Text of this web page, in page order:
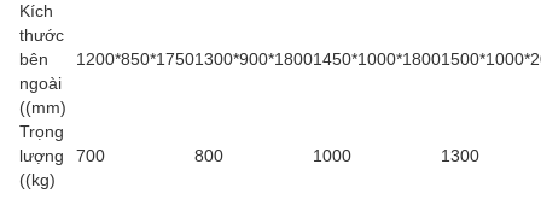
Kích
thước
bên
ngoài
((mm)
1200*850*17501300*900*18001450*1000*1800
Trọng
lượng
((kg)
700 800 1000 1300